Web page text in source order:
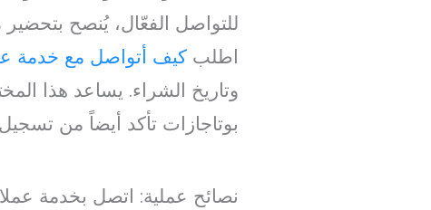
اطلبكيف أتواصل مع خدمة
وتاريخ الشراء. يساعد هذا
بوتاجازات تأكد أيضاً من
نصائح عملية: اتصل بخدمة